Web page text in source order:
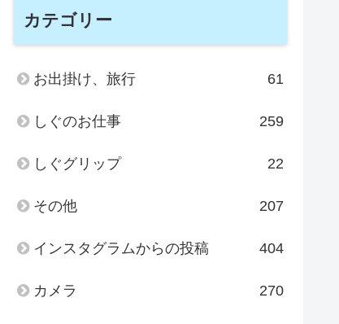
カテゴリー
お出掛け、旅行 61
しぐのお仕事 259
しぐグリップ 22
その他 207
インスタグラムからの投稿 404
カメラ 270